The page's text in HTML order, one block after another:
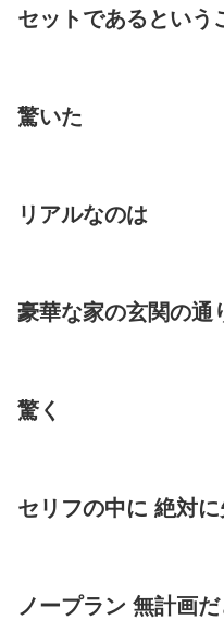
セットであるという
驚いた
リアルなのは
豪華な家の玄関の通
驚く
セリフの中に 絶対
ノープラン 無計画だ